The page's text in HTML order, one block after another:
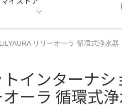
リリーオーラ 循環式浄水器
インターナシ
オーラ 循環式